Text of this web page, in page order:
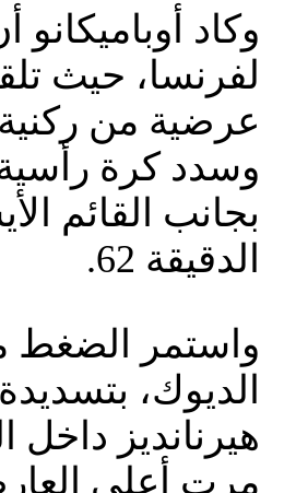
وكاد أوباميكانو
لفرنسا، حيث
عرضية من
وسدد كرة
بجانب القائم
الدقيقة 62.
واستمر الضغط
الديوك،
هيرنانديز داخل
مرت أعلى